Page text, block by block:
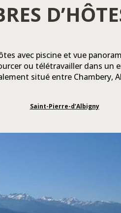
avec piscine et vue
ou télétravailler dans un
situé entre Chambery,
Saint-Pierre-d’Albigny